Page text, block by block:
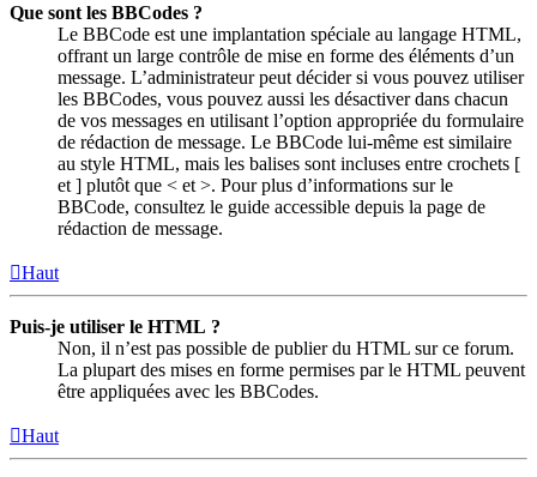
Que sont les BBCodes ?
Le BBCode est une implantation spéciale au langage HTML,
offrant un large contrôle de mise en forme des éléments d’un
message. L’administrateur peut décider si vous pouvez utiliser
les BBCodes, vous pouvez aussi les désactiver dans chacun
de vos messages en utilisant l’option appropriée du formulaire
de rédaction de message. Le BBCode lui-même est similaire
au style HTML, mais les balises sont incluses entre crochets [
et ] plutôt que < et >. Pour plus d’informations sur le
BBCode, consultez le guide accessible depuis la page de
rédaction de message.
Haut
Puis-je utiliser le HTML ?
Non, il n’est pas possible de publier du HTML sur ce forum.
La plupart des mises en forme permises par le HTML peuvent
être appliquées avec les BBCodes.
Haut